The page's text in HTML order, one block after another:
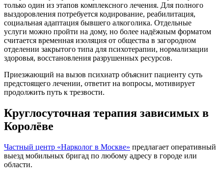
только один из этапов комплексного лечения. Для полного
выздоровления потребуется кодирование, реабилитация,
социальная адаптация бывшего алкоголика. Отдельные
услуги можно пройти на дому, но более надёжным форматом
считается временная изоляция от общества в загородном
отделении закрытого типа для психотерапии, нормализации
здоровья, восстановления разрушенных ресурсов.
Приезжающий на вызов психиатр объяснит пациенту суть
предстоящего лечении, ответит на вопросы, мотивирует
продолжить путь к трезвости.
Круглосуточная терапия зависимых в
Королёве
Частный центр «Нарколог в Москве» предлагает оперативный
выезд мобильных бригад по любому адресу в городе или
области.